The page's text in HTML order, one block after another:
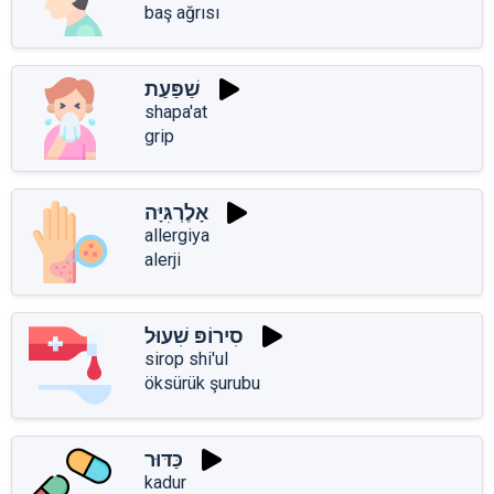
baş ağrısı
שַׁפַּעַת
shapa'at
grip
אָלֶרְגִּיָּה
allergiya
alerji
סִירוֹפּ שִׁעוּל
sirop shi'ul
öksürük şurubu
כַּדּוּר
kadur